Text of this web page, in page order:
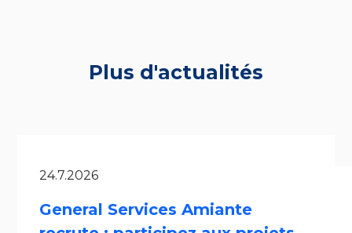
Plus d'actualités
24.7.2026
General Services Amiante